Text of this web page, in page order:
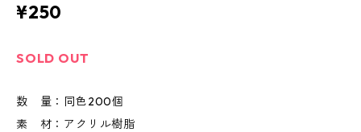
¥250
SOLD OUT
数 量：同色200個
素 材：アクリル樹脂